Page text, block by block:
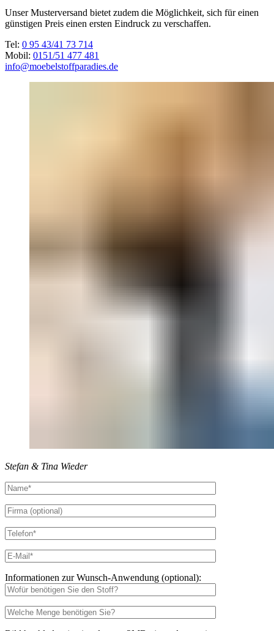
Unser Musterversand bietet zudem die Möglichkeit, sich für einen
günstigen Preis einen ersten Eindruck zu verschaffen.
Tel: 0 95 43/41 73 714
Mobil: 0151/51 477 481
info@moebelstoffparadies.de
Stefan & Tina Wieder
Informationen zur Wunsch-Anwendung (optional):